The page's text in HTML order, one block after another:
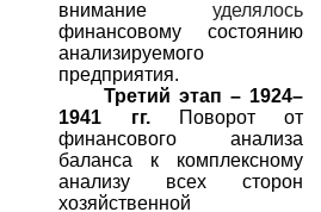
вниманиеуделялось
финансовому состоянию
анализируемого
предприятия.
Третий этап – 1924–
1941 гг.
Поворот от
финансового анализа
баланса к комплексному
анализу всех сторон
хозяйственной